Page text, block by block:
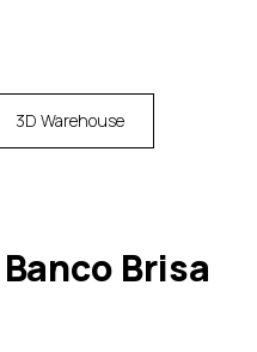
3D Warehouse
Brisa